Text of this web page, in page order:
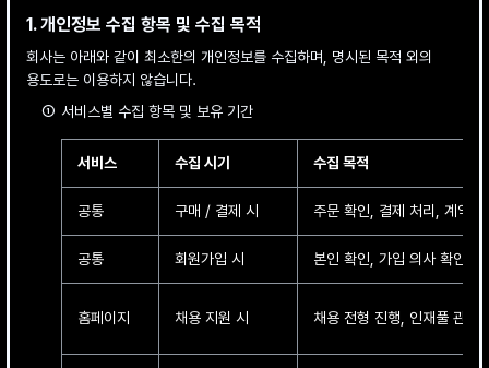
1. 개인정보 수집 항목 및 수집 목적
회사는 아래와 같이 최소한의 개인정보를 수집하며, 명시된 목적 외의
용도로는 이용하지 않습니다.
서비스별 수집 항목 및 보유 기간
서비스 수집 시기 수집 목적
공통 구매 / 결제 시 주문 확인, 결제 처리, 계약 /
공통 회원가입 시 본인 확인, 가입 의사 확인,
홈페이지 채용 지원 시 채용 전형 진행, 인재풀 관리